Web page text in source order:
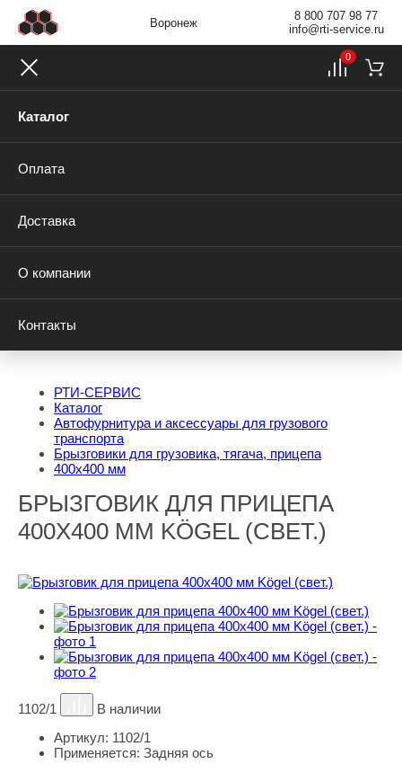
Воронеж
8 800 707 98 77
info@rti-service.ru
Каталог
Оплата
Доставка
О компании
Контакты
0
РТИ-СЕРВИС
Каталог
Автофурнитура и аксессуары для грузового
транспорта
Брызговики для грузовика, тягача, прицепа
400х400 мм
БРЫЗГОВИК ДЛЯ ПРИЦЕПА
400Х400 ММ KÖGEL (СВЕТ.)
1102/1
В наличии
Артикул: 1102/1
Применяется: Задняя ось